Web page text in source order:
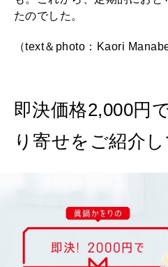
たのでした。
（text＆photo：Kaori Manabe
即決価格2,000円
り寄せをご紹介し